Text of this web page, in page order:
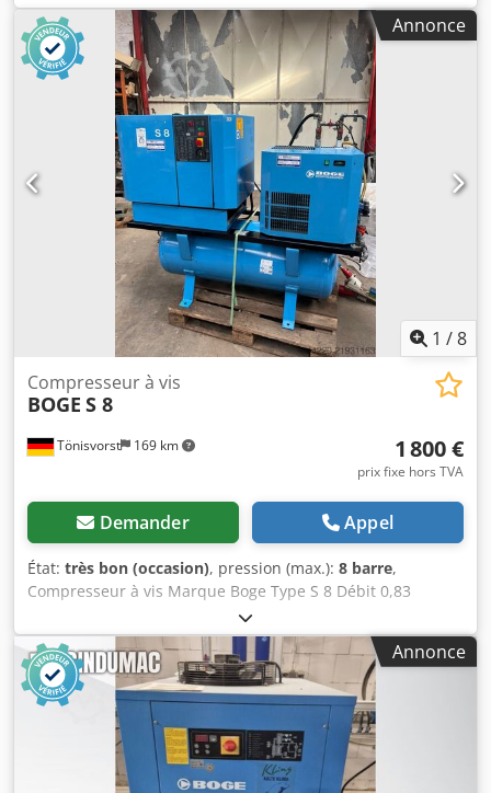
Annonce
1 /8
Tönisvorst 169 km
Compresseur à vis
BOGE S 8
1 800 €
prix fixe hors TVA
Demander Appel
État: très bon (occasion), pression (max.): 8 barre,
Compresseur à vis Marque Boge Type S 8 Débit 0,83
m3/min. Pression 8 bar Puissance moteur 5,5 kW Capacité
de la cuve 250 litres Sécheur frigorifique Type DP 9/352
Dimensions de transport : Longueur 1750 mm Largeur 750
mm Hauteur 1550 mm avec palette Csdjy Slf Nepfx Aqqerf
Annonce